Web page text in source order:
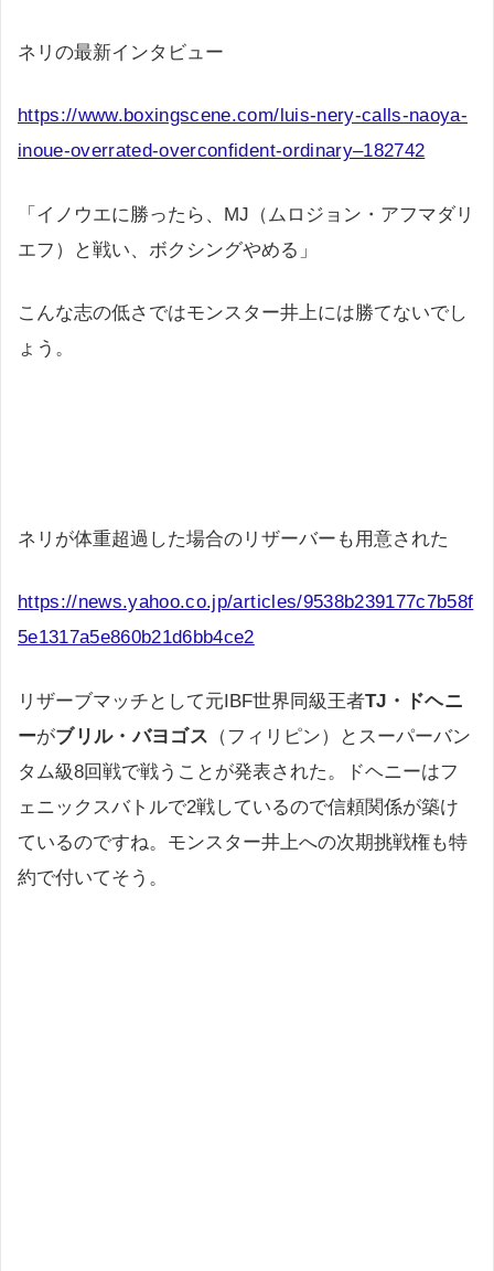
ネリの最新インタビュー
https://www.boxingscene.com/luis-nery-calls-naoya-
inoue-overrated-overconfident-ordinary–182742
「イノウエに勝ったら、MJ（ムロジョン・アフマダリ
エフ）と戦い、ボクシングやめる」
こんな志の低さではモンスター井上には勝てないでし
ょう。
ネリが体重超過した場合のリザーバーも用意された
https://news.yahoo.co.jp/articles/9538b239177c7b58f
5e1317a5e860b21d6bb4ce2
リザーブマッチとして元IBF世界同級王者TJ・ドヘニ
ーがブリル・バヨゴス （フィリピン）とスーパーバン
タム級8回戦で戦うことが発表された。ドヘニーはフ
ェニックスバトルで2戦しているので信頼関係が築け
ているのですね。モンスター井上への次期挑戦権も特
約で付いてそう。